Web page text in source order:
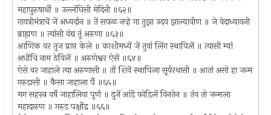
महापुरुषार्थी ॥ उल्लंघिसी मेदिनी ॥६२॥
गायत्रीमंत्राचें जें अध्यर्दान ॥ तें सफळ नव्हे गा तुझा उदय झाल्यावीण ॥ जे वेदाध्यायनी
ब्राह्मण ॥ त्यांसी वंद्य तूं अरुणा ॥६३॥
आणिक वर तुज प्राप्त केले ॥ काशीमध्यें जें तुवां लिंग स्थापिलें ॥ त्यासी म्यां
अधींचि नाम ठेविलें ॥ अरुणेश्वर ऐसें ॥६४॥
ऐसे वर जाहाले त्या अरुणासी ॥ तों शिवें स्थापिला सूर्यरथासी ॥ आतां असो हा जन्म
गरुडासी ॥ कैसा जाहाला पैं ॥६५॥
मग सहस्त्र वर्षें जाहालिया पूर्ण ॥ दुजें आंडें फोडिलें विनतेन ॥ तंव तो जन्मला
महादारुण ॥ गरुड पक्षींद्र ॥६६॥